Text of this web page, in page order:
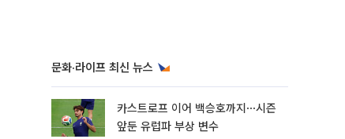
문화·라이프 최신 뉴스
카스트로프 이어 백승호까지⋯시즌
앞둔 유럽파 부상 변수